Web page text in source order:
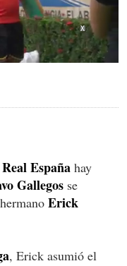
X
Real España hay
Gallegos se
Erick
, Erick asumió el